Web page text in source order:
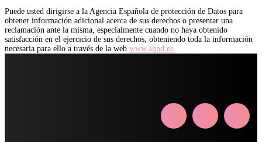
Puede usted dirigirse a la Agencia Española de protección de Datos para
obtener información adicional acerca de sus derechos o presentar una
reclamación ante la misma, especialmente cuando no haya obtenido
satisfacción en el ejercicio de sus derechos, obteniendo toda la información
necesaria para ello a través de la web www.agpd.es.